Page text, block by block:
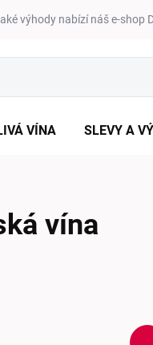
výhody nabízí náš e-shop
VÍNA SLEVY A
vína